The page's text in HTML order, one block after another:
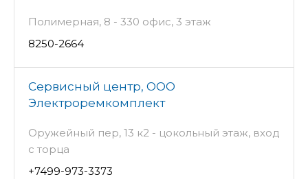
Полимерная, 8 - 330 офис, 3 этаж
8250-2664
Сервисный центр, ООО
Электроремкомплект
Оружейный пер, 13 к2 - цокольный этаж, вход
с торца
+7499-973-3373